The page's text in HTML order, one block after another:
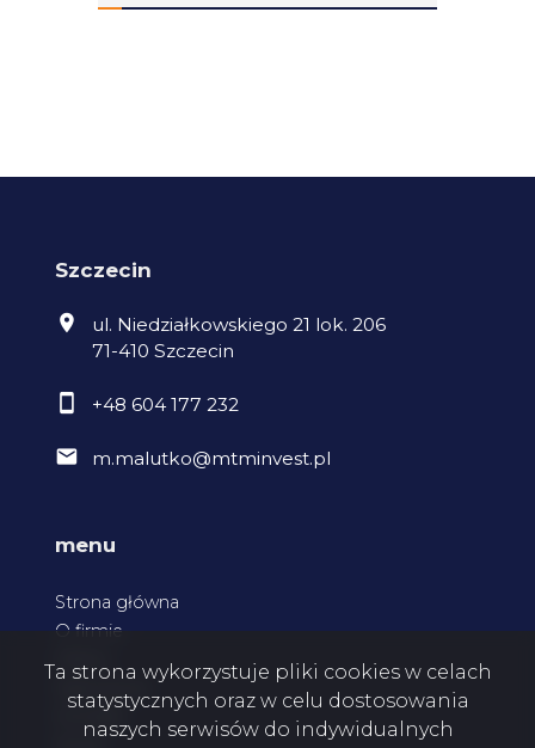
Szczecin
ul. Niedziałkowskiego 21 lok. 206
71-410 Szczecin
+48 604 177 232
m.malutko@mtminvest.pl
menu
Strona główna
O firmie
Kontakt
Ta strona wykorzystuje pliki cookies w celach
statystycznych oraz w celu dostosowania
naszych serwisów do indywidualnych